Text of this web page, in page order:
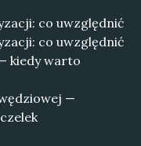
co uwzględnić
co uwzględnić
kiedy warto
—